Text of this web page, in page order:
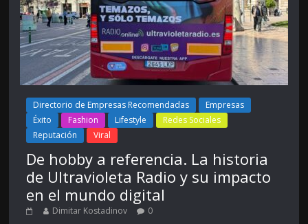
Directorio de Empresas Recomendadas
Empresas
Éxito
Fashion Lifestyle
Redes Sociales
Reputación
Viral
De hobby a referencia. La historia
de Ultravioleta Radio y su impacto
en el mundo digital
Dimitar Kostadinov 0